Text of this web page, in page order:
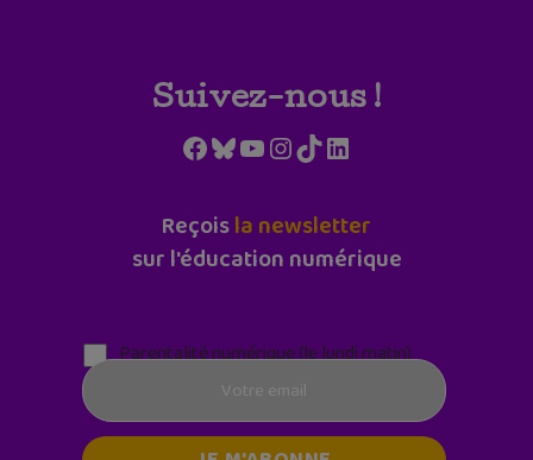
Suivez-nous !
Facebook
Bluesky
YouTube
Instagram
TikTokLinkedIn
Reçoisla newsletter
sur l'éducation numérique
Parentalité numérique (le lundi matin)